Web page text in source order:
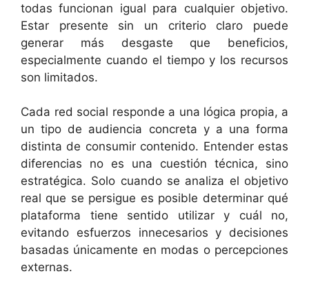
todas funcionan igual para cualquier objetivo.
Estar presente sin un criterio claro puede
generar más desgaste que beneficios,
especialmente cuando el tiempo y los recursos
son limitados.
Cada red social responde a una lógica propia, a
un tipo de audiencia concreta y a una forma
distinta de consumir contenido. Entender estas
diferencias no es una cuestión técnica, sino
estratégica. Solo cuando se analiza el objetivo
real que se persigue es posible determinar qué
plataforma tiene sentido utilizar y cuál no,
evitando esfuerzos innecesarios y decisiones
basadas únicamente en modas o percepciones
externas.